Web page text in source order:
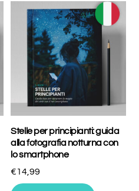
Stelle per principianti: guida
alla fotografia notturna con
lo smartphone
€14,99